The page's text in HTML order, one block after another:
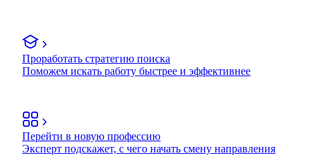
Проработать стратегию поиска
Поможем искать работу быстрее и эффективнее
Перейти в новую профессию
Эксперт подскажет, с чего начать смену направления